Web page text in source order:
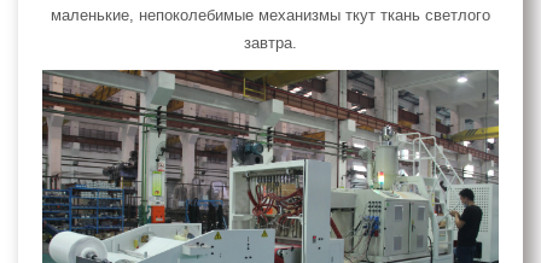
маленькие, непоколебимые механизмы ткут ткань светлого
завтра.